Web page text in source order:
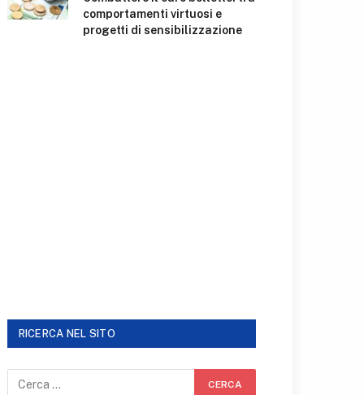
comportamenti virtuosi e
progetti di sensibilizzazione
RICERCA NEL SITO